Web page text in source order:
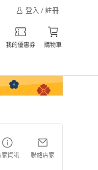
登入 / 註冊
我的優惠券 購物車
家資訊 聯絡店家